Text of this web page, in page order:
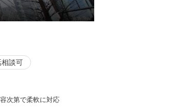
相談可
次第で柔軟に対応